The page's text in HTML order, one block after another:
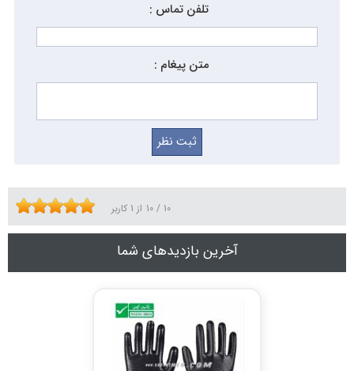
تلفن تماس :
متن پیغام :
10 / 10 از 1 کاربر
آخرین بازدیدهای شما